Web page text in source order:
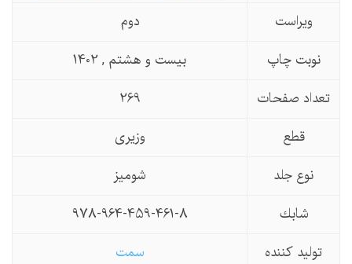
ویراست
نوبت چاپ
بیست و هشتم , 1402
تعداد صفحات
269
قطع
وزیری
نوع جلد
شومیز
شابك
978-964-459-461-8
تولید كننده
سمت